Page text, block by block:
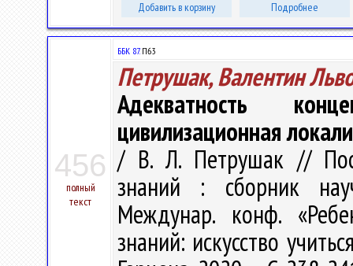
Добавить в корзину Подробнее
456
полный
текст
ББК 87.П63
Петрушак, Валентин
Адекватность
цивилизационная
/ В. Л. Петрушак //
знаний : сборник
Междунар. конф.
знаний: искусство